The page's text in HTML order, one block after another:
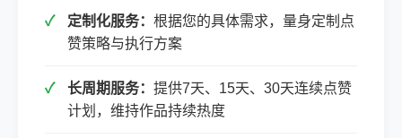
定制化服务： 根据您的具体需求，量身定制点
赞策略与执行方案
长周期服务： 提供7天、15天、30天连续点赞
计划，维持作品持续热度